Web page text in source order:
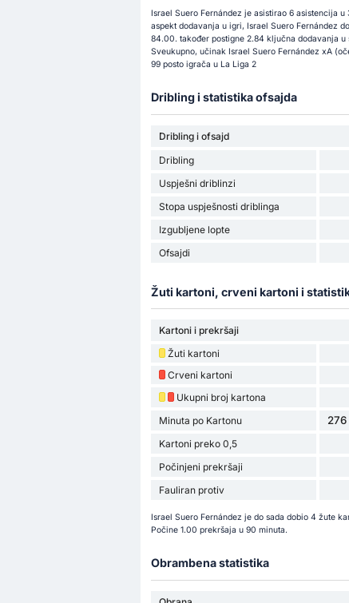
Israel Suero Fernández je asistirao 6 asistencija
aspekt dodavanja u igri, Israel Suero Fernández
84.00. također postigne 2.84 ključna dodavanja
Sveukupno, učinak Israel Suero Fernández xA
99 posto igrača u La Liga 2
Dribling i statistika ofsajda
Dribling i ofsajd
Dribling
Uspješni driblinzi
Stopa uspješnosti driblinga
Izgubljene lopte
Ofsajdi
Žuti kartoni, crveni kartoni i
Kartoni i prekršaji
Žuti kartoni
Crveni kartoni
Ukupni broj kartona
Minuta po Kartonu
Kartoni preko 0,5
Počinjeni prekršaji
Fauliran protiv
Israel Suero Fernández je do sada dobio 4 žute
Počine 1.00 prekršaja u 90 minuta.
Obrambena statistika